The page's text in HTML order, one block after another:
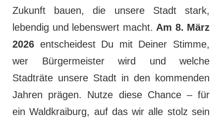
Zukunft bauen, die unsere Stadt stark,
lebendig und lebenswert macht. Am 8. März
2026 entscheidest Du mit Deiner Stimme,
wer Bürgermeister wird und welche
Stadträte unsere Stadt in den kommenden
Jahren prägen. Nutze diese Chance – für
ein Waldkraiburg, auf das wir alle stolz sein